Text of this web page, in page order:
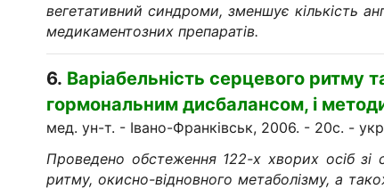
вегетативний синдроми, зменшує кількість
медикаментозних препаратів.
6. Варіабельність серцевого ритму
гормональним дисбалансом, і методи
мед. ун-т. - Івано-Франківськ, 2006. - 20c. -
Проведено обстеження 122-х хворих осіб зі
ритму, окисно-відновного метаболізму, а